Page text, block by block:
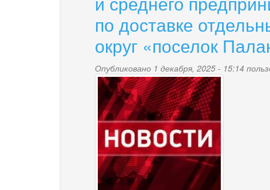
по доставке
округ «поселок
Опубликовано 1 декабря, 2025 - 15:14
news-
palana.jpg